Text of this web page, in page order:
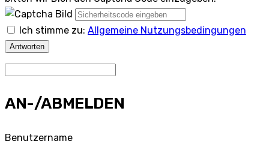
Ich stimme zu: Allgemeine Nutzungsbedingungen
Antworten
AN-/ABMELDEN
Benutzername